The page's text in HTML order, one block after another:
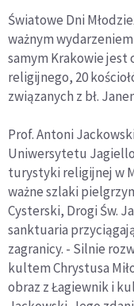
Światowe Dni
ważnym
samym Krakowie jest
religijnego, 20
związanych z bł.
Prof. Antoni
Uniwersytetu
turystyki religijnej w
ważne szlaki
Cysterski, Drogi Św.
sanktuaria
zagranicy. - Silnie
kultem Chrystusa
obraz z Łagiewnik i